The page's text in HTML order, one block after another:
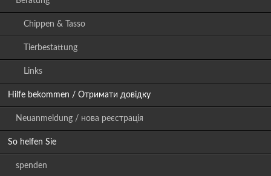
Chippen & Tasso
Tierbestattung
Links
Hilfe bekommen / Отримати довідку
Neuanmeldung / нова реєстрація
So helfen Sie
spenden